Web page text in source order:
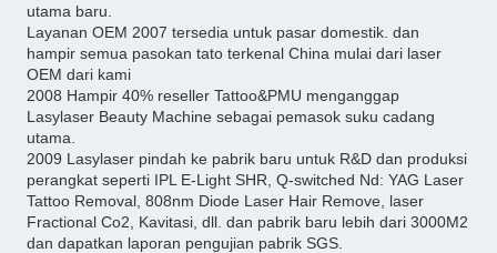
utama baru.
Layanan OEM 2007 tersedia untuk pasar domestik. dan
hampir semua pasokan tato terkenal China mulai dari laser
OEM dari kami
2008 Hampir 40% reseller Tattoo&PMU menganggap
Lasylaser Beauty Machine sebagai pemasok suku cadang
utama.
2009 Lasylaser pindah ke pabrik baru untuk R&D dan produksi
perangkat seperti IPL E-Light SHR, Q-switched Nd: YAG Laser
Tattoo Removal, 808nm Diode Laser Hair Remove, laser
Fractional Co2, Kavitasi, dll. dan pabrik baru lebih dari 3000M2
dan dapatkan laporan pengujian pabrik SGS.